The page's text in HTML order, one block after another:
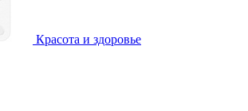
Красота и здоровье